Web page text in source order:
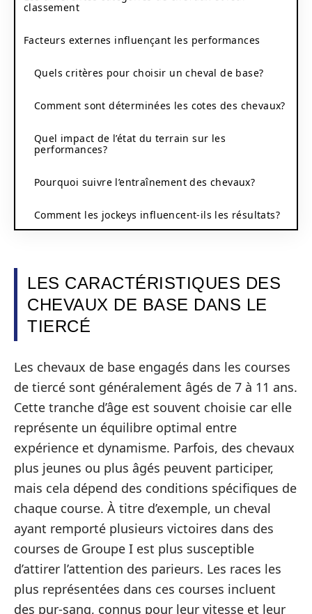
classement
Facteurs externes influençant les performances
Quels critères pour choisir un cheval de base?
Comment sont déterminées les cotes des chevaux?
Quel impact de l’état du terrain sur les
performances?
Pourquoi suivre l’entraînement des chevaux?
Comment les jockeys influencent-ils les résultats?
LES CARACTÉRISTIQUES DES
CHEVAUX DE BASE DANS LE
TIERCÉ
Les chevaux de base engagés dans les courses
de tiercé sont généralement âgés de 7 à 11 ans.
Cette tranche d’âge est souvent choisie car elle
représente un équilibre optimal entre
expérience et dynamisme. Parfois, des chevaux
plus jeunes ou plus âgés peuvent participer,
mais cela dépend des conditions spécifiques de
chaque course. À titre d’exemple, un cheval
ayant remporté plusieurs victoires dans des
courses de Groupe I est plus susceptible
d’attirer l’attention des parieurs. Les races les
plus représentées dans ces courses incluent
des pur-sang, connus pour leur vitesse et leur